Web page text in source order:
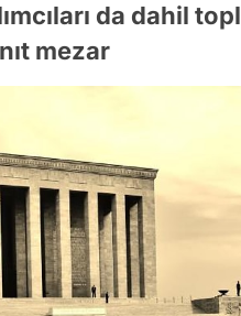
da dahil
mezar